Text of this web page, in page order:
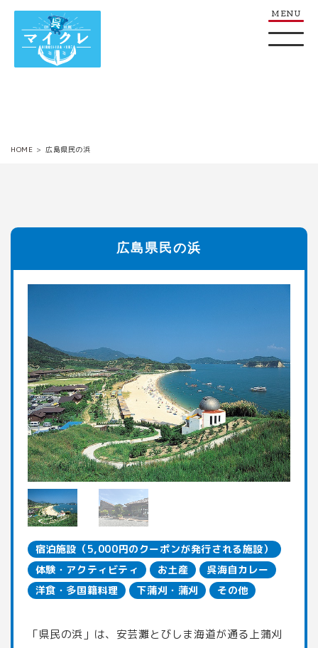
HOME 広島県民の浜
広島県民の浜
宿泊施設（5,000円のクーポンが発行される施設）
体験・アクティビティ
お土産
呉海自カレー
洋食・多国籍料理
下蒲刈・蒲刈 その他
「県民の浜」は、安芸灘とびしま海道が通る上蒲刈